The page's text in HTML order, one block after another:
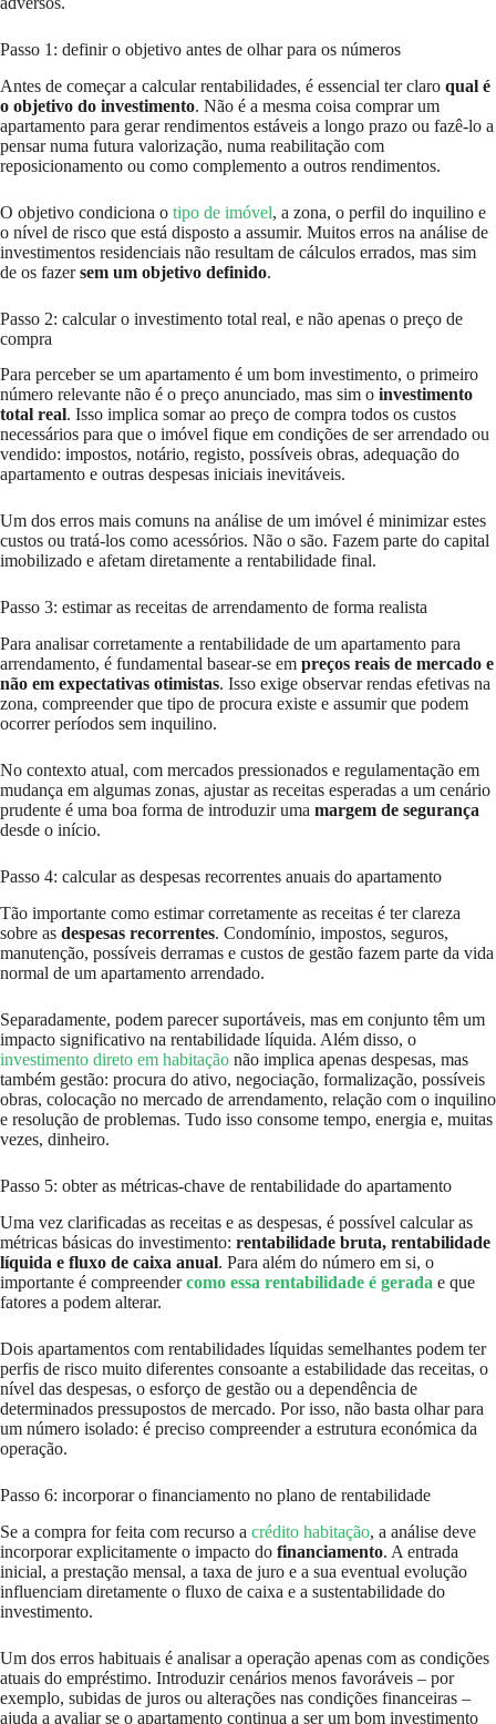
Passo 1: definir o objetivo antes de olhar para os números
Antes de começar a calcular rentabilidades, é essencial ter claro qual é
o objetivo do investimento. Não é a mesma coisa comprar um
apartamento para gerar rendimentos estáveis a longo prazo ou fazê-lo a
pensar numa futura valorização, numa reabilitação com
reposicionamento ou como complemento a outros rendimentos.
O objetivo condiciona o tipo de imóvel, a zona, o perfil do inquilino e
o nível de risco que está disposto a assumir. Muitos erros na análise de
investimentos residenciais não resultam de cálculos errados, mas sim
de os fazersem um objetivo definido.
Passo 2: calcular o investimento total real, e não apenas o preço de
compra
Para perceber se um apartamento é um bom investimento, o primeiro
número relevante não é o preço anunciado, mas sim o investimento
total real. Isso implica somar ao preço de compra todos os custos
necessários para que o imóvel fique em condições de ser arrendado ou
vendido: impostos, notário, registo, possíveis obras, adequação do
apartamento e outras despesas iniciais inevitáveis.
Um dos erros mais comuns na análise de um imóvel é minimizar estes
custos ou tratá-los como acessórios. Não o são. Fazem parte do capital
imobilizado e afetam diretamente a rentabilidade final.
Passo 3: estimar as receitas de arrendamento de forma realista
Para analisar corretamente a rentabilidade de um apartamento para
arrendamento, é fundamental basear-se em preços reais de mercado e
não em expectativas otimistas. Isso exige observar rendas efetivas na
zona, compreender que tipo de procura existe e assumir que podem
ocorrer períodos sem inquilino.
No contexto atual, com mercados pressionados e regulamentação em
mudança em algumas zonas, ajustar as receitas esperadas a um cenário
prudente é uma boa forma de introduzir uma margem de segurança
desde o início.
Passo 4: calcular as despesas recorrentes anuais do apartamento
Tão importante como estimar corretamente as receitas é ter clareza
sobre as despesas recorrentes. Condomínio, impostos, seguros,
manutenção, possíveis derramas e custos de gestão fazem parte da vida
normal de um apartamento arrendado.
Separadamente, podem parecer suportáveis, mas em conjunto têm um
impacto significativo na rentabilidade líquida. Além disso, o
investimento direto em habitação não implica apenas despesas, mas
também gestão: procura do ativo, negociação, formalização, possíveis
obras, colocação no mercado de arrendamento, relação com o inquilino
e resolução de problemas. Tudo isso consome tempo, energia e, muitas
vezes, dinheiro.
Passo 5: obter as métricas-chave de rentabilidade do apartamento
Uma vez clarificadas as receitas e as despesas, é possível calcular as
métricas básicas do investimento: rentabilidade bruta, rentabilidade
líquida e fluxo de caixa anual. Para além do número em si, o
importante é compreendercomo essa rentabilidade é gerada e que
fatores a podem alterar.
Dois apartamentos com rentabilidades líquidas semelhantes podem ter
perfis de risco muito diferentes consoante a estabilidade das receitas, o
nível das despesas, o esforço de gestão ou a dependência de
determinados pressupostos de mercado. Por isso, não basta olhar para
um número isolado: é preciso compreender a estrutura económica da
operação.
Passo 6: incorporar o financiamento no plano de rentabilidade
Se a compra for feita com recurso a crédito habitação, a análise deve
incorporar explicitamente o impacto do financiamento. A entrada
inicial, a prestação mensal, a taxa de juro e a sua eventual evolução
influenciam diretamente o fluxo de caixa e a sustentabilidade do
investimento.
Um dos erros habituais é analisar a operação apenas com as condições
atuais do empréstimo. Introduzir cenários menos favoráveis – por
exemplo, subidas de juros ou alterações nas condições financeiras –
ajuda a avaliar se o apartamento continua a ser um bom investimento